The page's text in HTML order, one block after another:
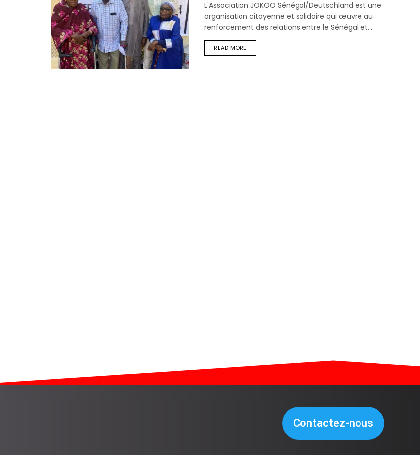
L'Association JOKOO Sénégal/Deutschland est une
organisation citoyenne et solidaire qui œuvre au
renforcement des relations entre le Sénégal et...
READ MORE
Contactez-nous